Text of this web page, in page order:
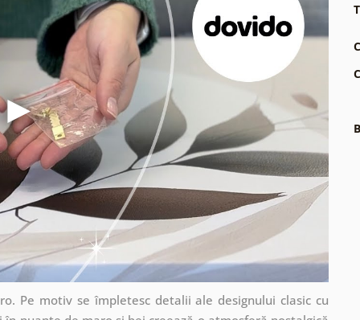
Pe motiv se împletesc detalii ale designului clasic cu